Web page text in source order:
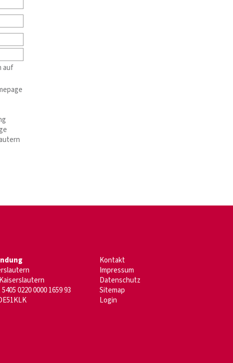
auf
0220 0000 1659 93
Kontakt
Impressum
Datenschutz
Sitemap
Login